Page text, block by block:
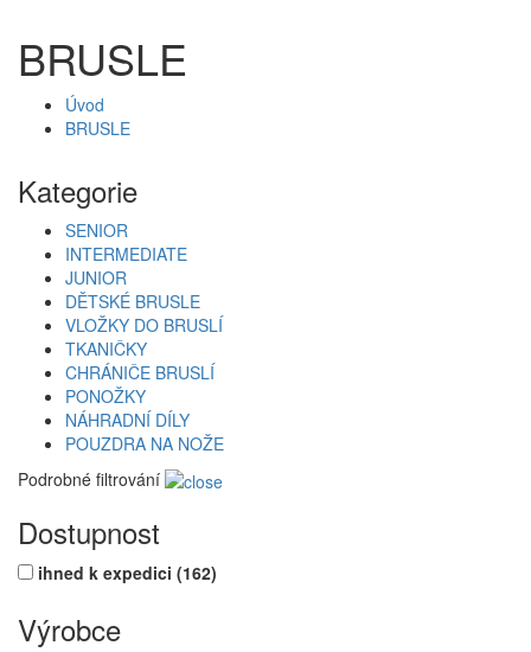
BRUSLE
Úvod
BRUSLE
Kategorie
SENIOR
INTERMEDIATE
JUNIOR
DĚTSKÉ BRUSLE
VLOŽKY DO BRUSLÍ
TKANIČKY
CHRÁNIČE BRUSLÍ
PONOŽKY
NÁHRADNÍ DÍLY
POUZDRA NA NOŽE
Podrobné filtrování
Dostupnost
ihned k expedici (162)
Výrobce